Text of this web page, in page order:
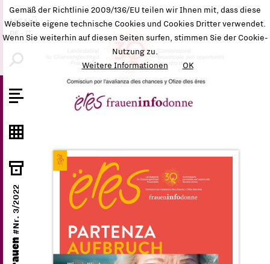
MENÜ
DE - IT
#Nr. 3/2022
Gemäß der Richtlinie 2009/136/EU teilen wir Ihnen mit, dass diese
Webseite eigene technische Cookies und Cookies Dritter verwendet.
Wenn Sie weiterhin auf diesen Seiten surfen, stimmen Sie der Cookie-
Nutzung zu.
Weitere Informationen
OK